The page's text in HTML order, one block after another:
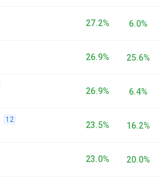
27.2% 6.0%
26.9% 25.6%
26.9% 6.4%
12
23.5% 16.2%
23.0% 20.0%